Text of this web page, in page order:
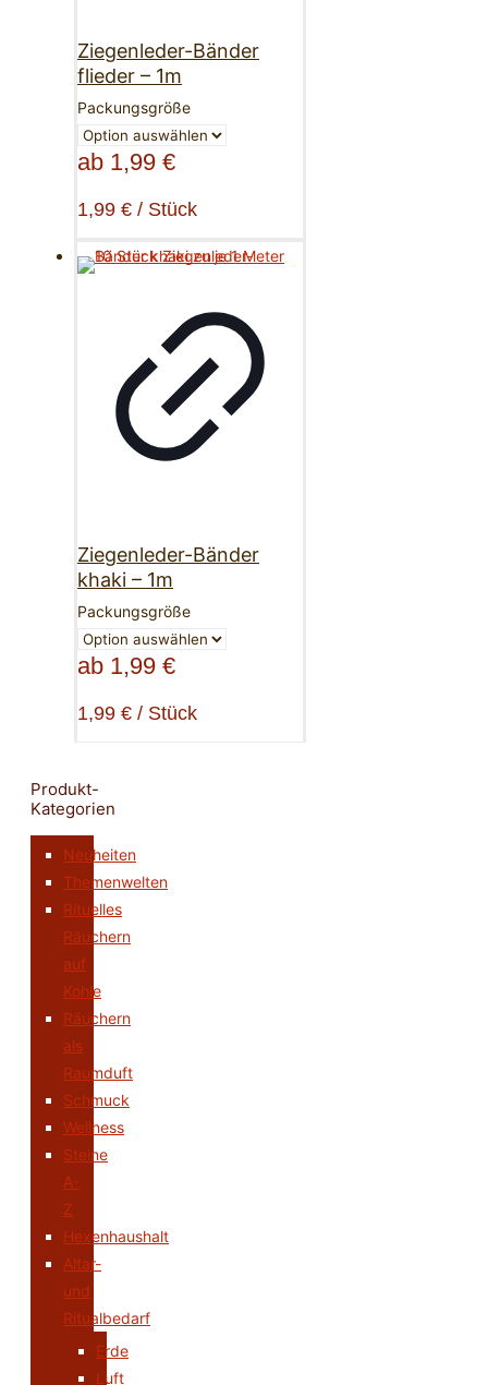
Ziegenleder-Bänder
flieder – 1m
Packungsgröße
ab 1,99 €
1,99 € / Stück
Ziegenleder-Bänder
khaki – 1m
Packungsgröße
ab 1,99 €
1,99 € / Stück
Produkt-
Kategorien
Neuheiten
Themenwelten
Rituelles
Räuchern
auf
Kohle
Räuchern
als
Raumduft
Schmuck
Wellness
Steine
A-
Z
Hexenhaushalt
Altar-
und
Ritualbedarf
Erde
Luft